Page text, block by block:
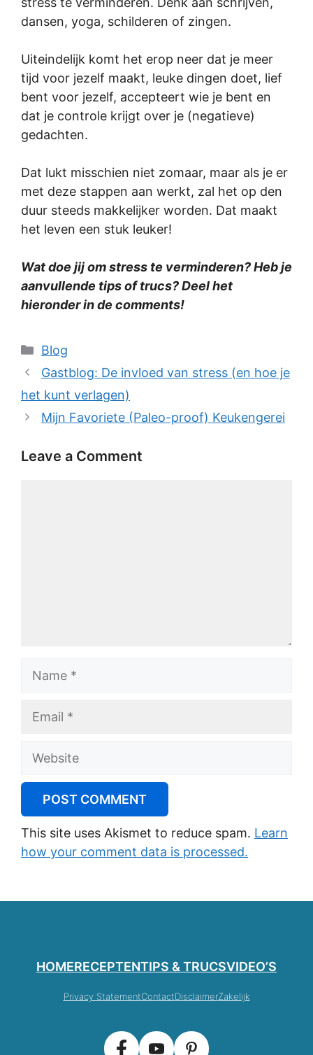
dansen, yoga, schilderen of zingen.
Uiteindelijk komt het erop neer dat je meer
tijd voor jezelf maakt, leuke dingen doet, lief
bent voor jezelf, accepteert wie je bent en
dat je controle krijgt over je (negatieve)
gedachten.
Dat lukt misschien niet zomaar, maar als je er
met deze stappen aan werkt, zal het op den
duur steeds makkelijker worden. Dat maakt
het leven een stuk leuker!
Wat doe jij om stress te verminderen? Heb je
aanvullende tips of trucs? Deel het
hieronder in de comments!
Categories
Blog
Gastblog: De invloed van stress (en hoe je
het kunt verlagen)
Mijn Favoriete (Paleo-proof) Keukengerei
Leave a Comment
Website
This site uses Akismet to reduce spam. Learn
how your comment data is processed.
HOMERECEPTENTIPS & TRUCSVIDEO’S
Privacy StatementContactDisclaimerZakelijk